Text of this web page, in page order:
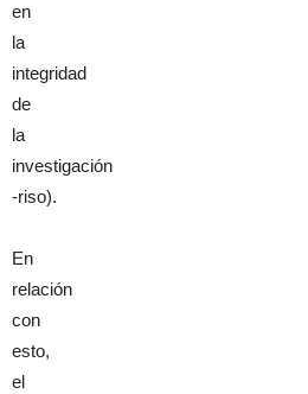
en
la
integridad
de
la
investigación
-riso).
En
relación
con
esto,
el